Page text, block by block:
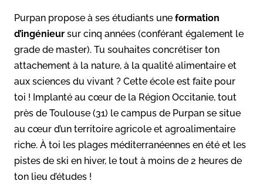
Purpan propose à ses étudiants une formation
d’ingénieur sur cinq années (conférant également le
grade de master). Tu souhaites concrétiser ton
attachement à la nature, à la qualité alimentaire et
aux sciences du vivant ? Cette école est faite pour
toi ! Implanté au cœur de la Région Occitanie, tout
près de Toulouse (31) le campus de Purpan se situe
au cœur d’un territoire agricole et agroalimentaire
riche. À toi les plages méditerranéennes en été et les
pistes de ski en hiver, le tout à moins de 2 heures de
ton lieu d’études !